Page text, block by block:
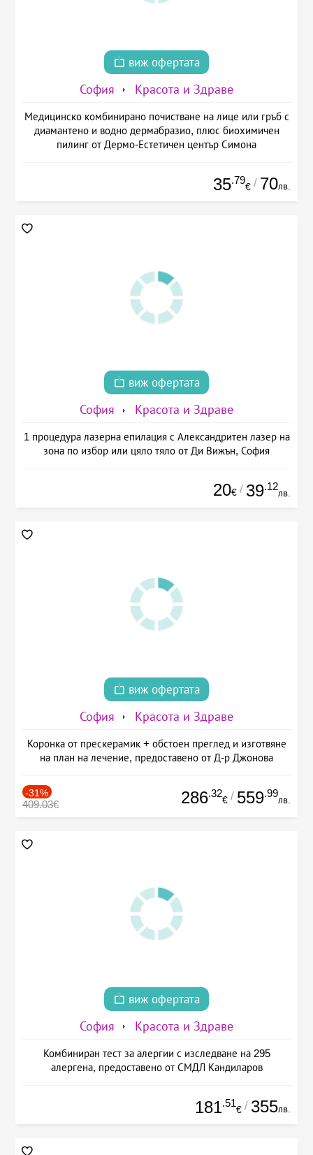
виж офертата
София Красота и Здраве
Медицинско комбинирано почистване на лице или гръб с
диамантено и водно дермабразио, плюс биохимичен
пилинг от Дермо-Естетичен център Симона
35.79
€ / 70лв.
виж офертата
София Красота и Здраве
1 процедура лазерна епилация с Александритен лазер на
зона по избор или цяло тяло от Ди Вижън, София
20€ / 39.12
лв.
виж офертата
София Красота и Здраве
Коронка от прескерамик + обстоен преглед и изготвяне
на план на лечение, предоставено от Д-р Джонова
-31%
409.03€ 286.32
€ / 559.99
лв.
виж офертата
София Красота и Здраве
Комбиниран тест за алергии с изследване на 295
алергена, предоставено от СМДЛ Кандиларов
181.51
€ / 355лв.